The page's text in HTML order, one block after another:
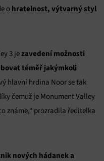
o hratelnost, výtvarný styl
3 jezavedení možnosti
téměř jakýmkoli
hlavní hrdina Noor se tak
čemuž je Monument Valley
známe,“ prozradila ředitelka
nových hádanek a